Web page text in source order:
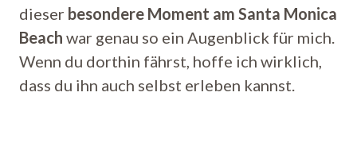
dieser besondere Moment am Santa Monica
Beach war genau so ein Augenblick für mich.
Wenn du dorthin fährst, hoffe ich wirklich,
dass du ihn auch selbst erleben kannst.